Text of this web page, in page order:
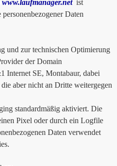
www.laufmanager.netist
Daten
und zur technischen Optimierung
der Domain
Internet SE, Montabaur, dabei
aber nicht an Dritte weitergegen
standardmäßig aktiviert. Die
Pixel oder durch ein Logfile
Daten verwendet